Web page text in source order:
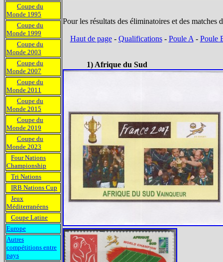
Pour les résultats des éliminatoires et des
Haut de page- Qualifications- Poule A - Poule
1) Afrique du Sud
Coupe du
Monde 1995
Coupe du
Monde 1999
Coupe du
Monde 2003
Coupe du
Monde 2007
Coupe du
Monde 2011
Coupe du
Monde 2015
Coupe du
Monde 2019
Coupe du
Monde 2023
Four Nations
Championship
Tri Nations
IRB Nations Cup
Jeux
Méditerranéens
Coupe Latine
Europe
Autres
compétitions entre
pays